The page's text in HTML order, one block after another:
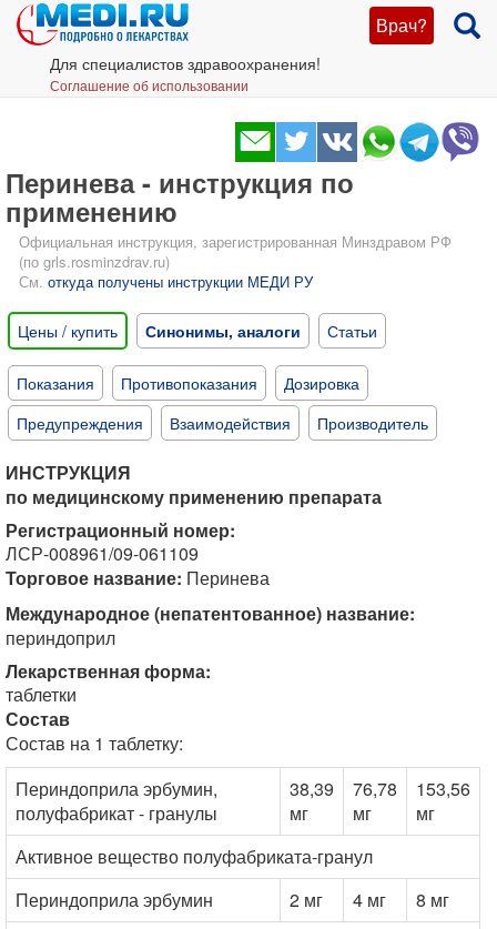
Врач?
Для специалистов здравоохранения!
Соглашение об использовании
Перинева - инструкция по
применению
Официальная инструкция, зарегистрированная Минздравом РФ
(по grls.rosminzdrav.ru)
См. откуда получены инструкции МЕДИ РУ
Цены / купить Синонимы, аналоги Статьи
Показания Противопоказания
Дозировка
Предупреждения
Взаимодействия Производитель
ИНСТРУКЦИЯ
по медицинскому применению препарата
Регистрационный номер:
ЛСР-008961/09-061109
Торговое название: Перинева
Международное (непатентованное) название:
периндоприл
Лекарственная форма:
таблетки
Состав
Состав на 1 таблетку:
Периндоприла эрбумин,
полуфабрикат - гранулы
38,39
мг
76,78
мг
153,56
мг
Активное вещество полуфабриката-гранул
Периндоприла эрбумин
2 мг 4 мг
8 мг